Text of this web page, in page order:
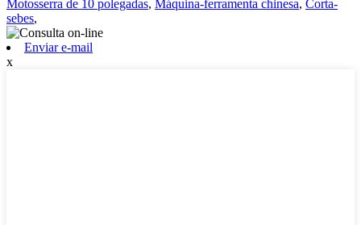
Motosserra de 10 polegadas, Máquina-ferramenta chinesa, Corta-
sebes,
Enviar e-mail
x